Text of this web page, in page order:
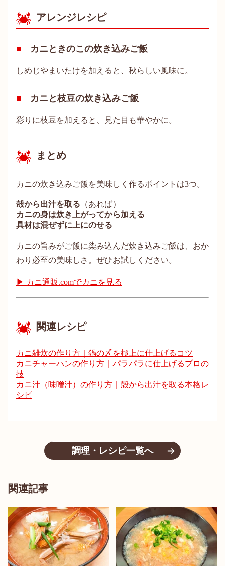
アレンジレシピ
カニときのこの炊き込みご飯
しめじやまいたけを加えると、秋らしい風味に。
カニと枝豆の炊き込みご飯
彩りに枝豆を加えると、見た目も華やかに。
まとめ
カニの炊き込みご飯を美味しく作るポイントは3つ。
殻から出汁を取る （あれば）
カニの身は炊き上がってから加える
具材は混ぜずに上にのせる
カニの旨みがご飯に染み込んだ炊き込みご飯は、おか
わり必至の美味しさ。ぜひお試しください。
▶ カニ通販.comでカニを見る
関連レシピ
カニ雑炊の作り方｜鍋の〆を極上に仕上げるコツ
カニチャーハンの作り方｜パラパラに仕上げるプロの
技
カニ汁（味噌汁）の作り方｜殻から出汁を取る本格レ
シピ
調理・レシピ一覧へ
関連記事